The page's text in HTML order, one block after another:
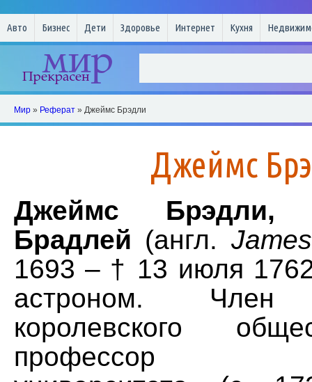
Авто Бизнес Дети Здоровье Интернет Кухня
Мир » Реферат » Джеймс Брэдли
Джеймс
Джеймс Брэдли,
Брадлей (англ.
1693 – † 13 июля
астроном. Член
королевского
профессор